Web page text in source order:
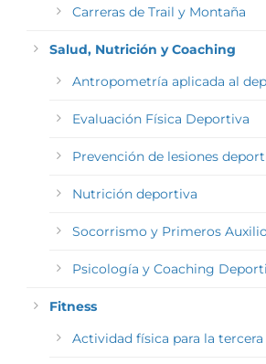
Carreras de Trail y Montaña
Salud, Nutrición y Coaching
Antropometría aplicada al
Evaluación Física Deportiva
Prevención de lesiones
Nutrición deportiva
Socorrismo y Primeros
Psicología y Coaching
Fitness
Actividad física para la tercera